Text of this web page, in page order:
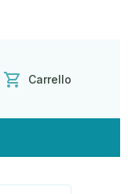
Carrello